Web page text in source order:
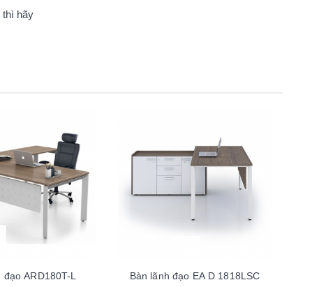
thì hãy
đạo ARD180T-L Bàn lãnh đạo EA D 1818LSC